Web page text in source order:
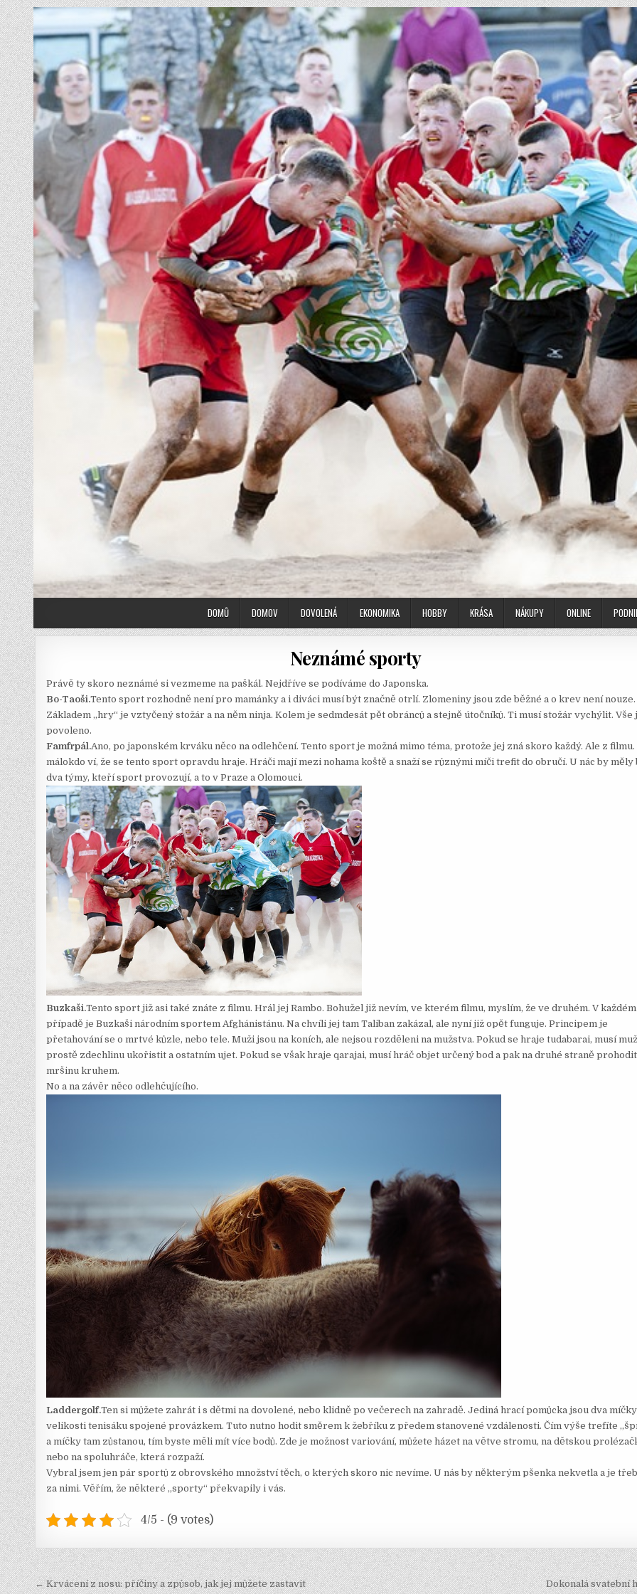
DOMŮ DOMOV DOVOLENÁ EKONOMIKA HOBBY KRÁSA NÁKUPY ONLINE
Neznámé sporty
Právě ty skoro neznámé si vezmeme na paškál. Nejdříve se podíváme do Japonska.
Bo-Taoši.Tento sport rozhodně není pro mamánky a i diváci musí být značně otrlí. Zlomeniny jsou zde běžné a o krev není nouze.
Základem „hry“ je vztyčený stožár a na něm ninja. Kolem je sedmdesát pět obránců a stejně útočníků. Ti musí stožár vychýlit. Vše
povoleno.
Famfrpál.Ano, po japonském krváku něco na odlehčení. Tento sport je možná mimo téma, protože jej zná skoro každý. Ale z filmu.
málokdo ví, že se tento sport opravdu hraje. Hráči mají mezi nohama koště a snaží se různými míči trefit do obručí. U nác by měly
dva týmy, kteří sport provozují, a to v Praze a Olomouci.
Buzkaši.Tento sport již asi také znáte z filmu. Hrál jej Rambo. Bohužel již nevím, ve kterém filmu, myslím, že ve druhém. V každém
případě je Buzkaši národním sportem Afghánistánu. Na chvíli jej tam Taliban zakázal, ale nyní již opět funguje. Principem je
přetahování se o mrtvé kůzle, nebo tele. Muži jsou na koních, ale nejsou rozděleni na mužstva. Pokud se hraje tudabarai, musí
prostě zdechlinu ukořistit a ostatním ujet. Pokud se však hraje qarajai, musí hráč objet určený bod a pak na druhé straně prohodit
mršinu kruhem.
No a na závěr něco odlehčujícího.
Laddergolf.Ten si můžete zahrát i s dětmi na dovolené, nebo klidně po večerech na zahradě. Jediná hrací pomůcka jsou dva míčky
velikosti tenisáku spojené provázkem. Tuto nutno hodit směrem k žebříku z předem stanovené vzdálenosti. Čím výše trefíte
a míčky tam zůstanou, tím byste měli mít více bodů. Zde je možnost variování, můžete házet na větve stromu, na dětskou
nebo na spoluhráče, která rozpaží.
Vybral jsem jen pár sportů z obrovského množství těch, o kterých skoro nic nevíme. U nás by některým pšenka nekvetla a je
za nimi. Věřím, že některé „sporty“ překvapily i vás.
4/5 - (9 votes)
Navigace
← Krvácení z nosu: příčiny a způsob, jak jej můžete zastavit Dokonalá svatební